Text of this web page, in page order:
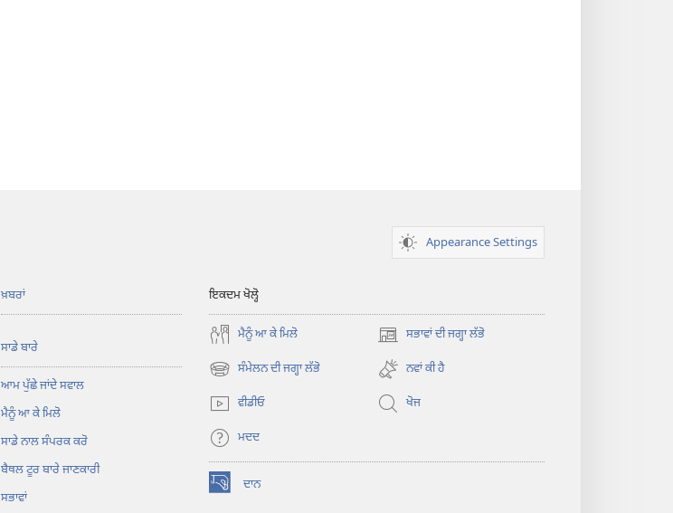
Appearance Settings
ਖ਼ਬਰਾਂ
ਸਾਡੇ ਬਾਰੇ
ਆਮ ਪੁੱਛੇ ਜਾਂਦੇ ਸਵਾਲ
ਮੈਨੂੰ ਆ ਕੇ ਮਿਲੋ
ਸਾਡੇ ਨਾਲ ਸੰਪਰਕ ਕਰੋ
ਬੈਥਲ ਟੂਰ ਬਾਰੇ ਜਾਣਕਾਰੀ
ਸਭਾਵਾਂ
ਇਕਦਮ ਖੋਲ੍ਹੋ
ਮੈਨੂੰ ਆ ਕੇ ਮਿਲੋ ਸਭਾਵਾਂ ਦੀ ਜਗ੍ਹਾ ਲੱਭੋ
(opens
new
window)
ਸੰਮੇਲਨ ਦੀ ਜਗ੍ਹਾ ਲੱਭੋ
(opens
new
window)
ਨਵਾਂ ਕੀ ਹੈ
ਵੀਡੀਓ ਖੋਜ
ਮਦਦ
ਦਾਨ
(opens